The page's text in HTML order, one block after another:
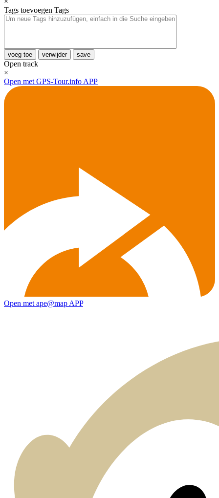
Tags toevoegen Tags
voeg toe verwijder save
Open track
×
Open met GPS-Tour.info APP
Open met ape@map APP